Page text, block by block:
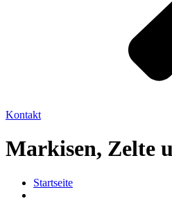
Kontakt
Markisen, Zelte
Startseite